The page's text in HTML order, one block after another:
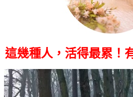
這幾種人，活得最累